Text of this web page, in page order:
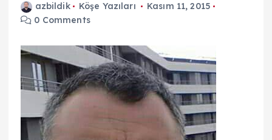
azbildik Köşe Yazıları
Kasım 11, 2015
0 Comments